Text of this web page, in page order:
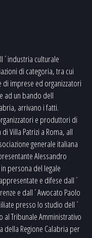
culturale
di categoria, tra cui
imprese ed organizzatori
ad un bando dell
arrivano i fatti.
e produttori di
Villa Patrizi a Roma, all
generale italiana
Alessandro
persona del legale
e difese dall´
e dall´Avvocato Paolo
presso lo studio dell´
al Tribunale Amministrativo
della Regione Calabria per